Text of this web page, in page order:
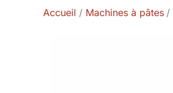
Accueil Machines à pâtes